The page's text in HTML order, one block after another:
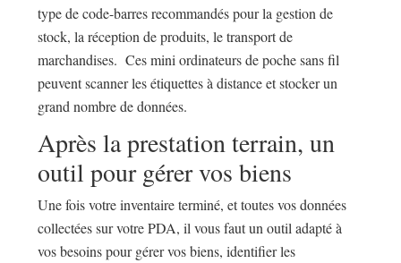
type de code-barres recommandés pour la gestion de
stock, la réception de produits, le transport de
marchandises. Ces mini ordinateurs de poche sans fil
peuvent scanner les étiquettes à distance et stocker un
grand nombre de données.
Après la prestation terrain, un
outil pour gérer vos biens
Une fois votre inventaire terminé, et toutes vos données
collectées sur votre PDA, il vous faut un outil adapté à
vos besoins pour gérer vos biens, identifier les